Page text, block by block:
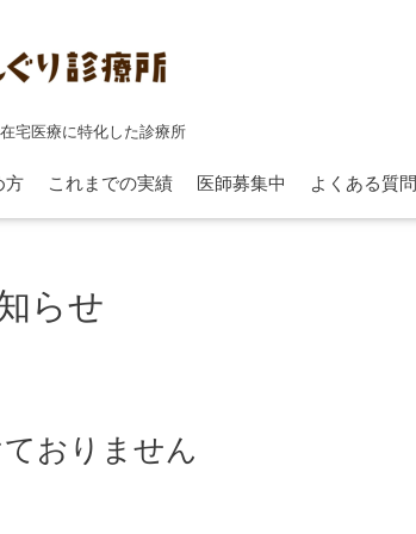
宅医療に特化した診療所
方 これまでの実績 医師募集中 よくある質問
らせ
おりません